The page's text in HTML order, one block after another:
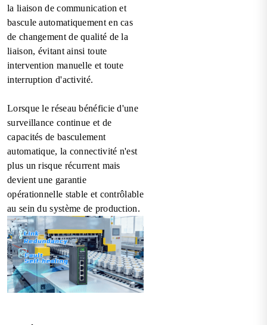
la liaison de communication et
bascule automatiquement en cas
de changement de qualité de la
liaison, évitant ainsi toute
intervention manuelle et toute
interruption d'activité.
Lorsque le réseau bénéficie d'une
surveillance continue et de
capacités de basculement
automatique, la connectivité n'est
plus un risque récurrent mais
devient une garantie
opérationnelle stable et contrôlable
au sein du système de production.